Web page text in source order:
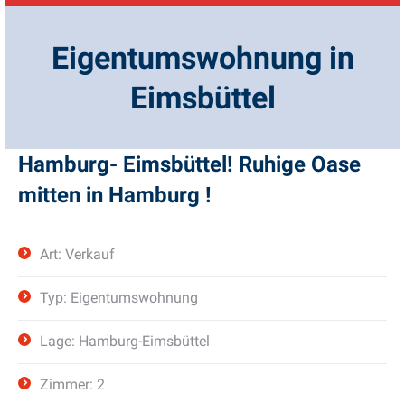
Eigentumswohnung in
Eimsbüttel
Hamburg- Eimsbüttel! Ruhige Oase
mitten in Hamburg !
Art: Verkauf
Typ: Eigentumswohnung
Lage: Hamburg-Eimsbüttel
Zimmer: 2